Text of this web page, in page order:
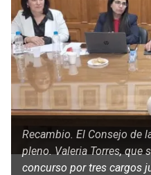
Recambio. El Consejo de
pleno. Valeria Torres, que
concurso por tres cargos